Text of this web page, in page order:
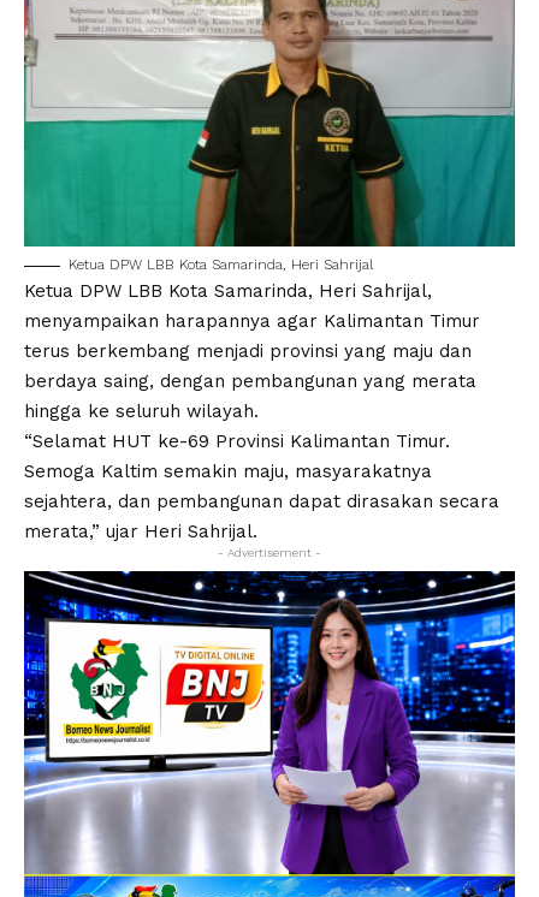
Ketua DPW LBB Kota Samarinda, Heri Sahrijal
Ketua DPW LBB Kota Samarinda, Heri Sahrijal,
menyampaikan harapannya agar Kalimantan Timur
terus berkembang menjadi provinsi yang maju dan
berdaya saing, dengan pembangunan yang merata
hingga ke seluruh wilayah.
“Selamat HUT ke-69 Provinsi Kalimantan Timur.
Semoga Kaltim semakin maju, masyarakatnya
sejahtera, dan pembangunan dapat dirasakan secara
merata,” ujar Heri Sahrijal.
- Advertisement -